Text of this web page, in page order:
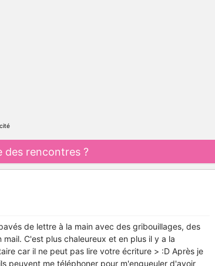
des rencontres ?
de lettre à la main avec des gribouillages, des
C'est plus chaleureux et en plus il y a la
car il ne peut pas lire votre écriture > :D Après je
peuvent me téléphoner pour m'engueuler d'avoir